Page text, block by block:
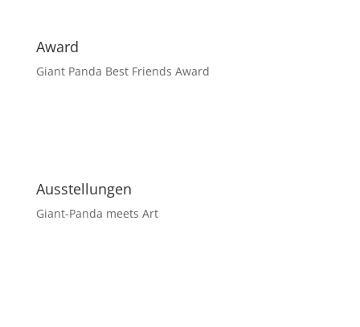
Award
Giant Panda Best Friends Award
Ausstellungen
Giant-Panda meets Art